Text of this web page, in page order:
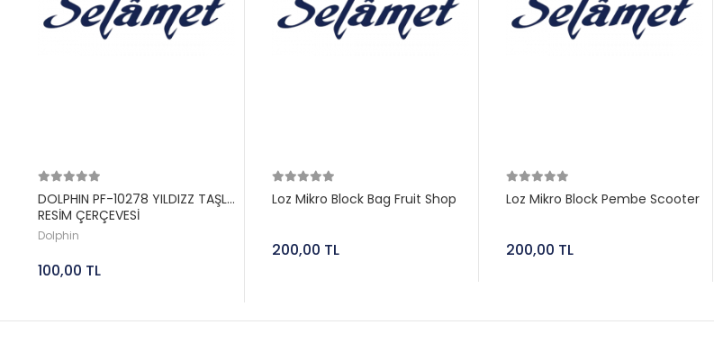
DOLPHIN PF-10278 YILDIZZ TAŞLI
RESİM ÇERÇEVESİ
Dolphin
100,00 TL
Loz Mikro Block Bag Fruit Shop
200,00 TL
Loz Mikro Block Pembe Scooter
200,00 TL